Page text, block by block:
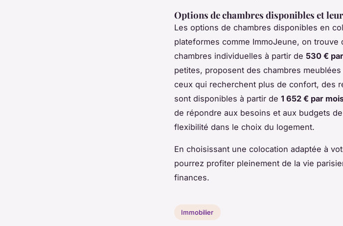
Options de chambres disponibles et
Les options de chambres disponibles en
plateformes comme ImmoJeune, on trouve
chambres individuelles à partir de 530 €
petites, proposent des chambres meublées
ceux qui recherchent plus de confort, des
sont disponibles à partir de 1 652 € par
de répondre aux besoins et aux budgets
flexibilité dans le choix du logement.
En choisissant une colocation adaptée à
pourrez profiter pleinement de la vie
finances.
Immobilier